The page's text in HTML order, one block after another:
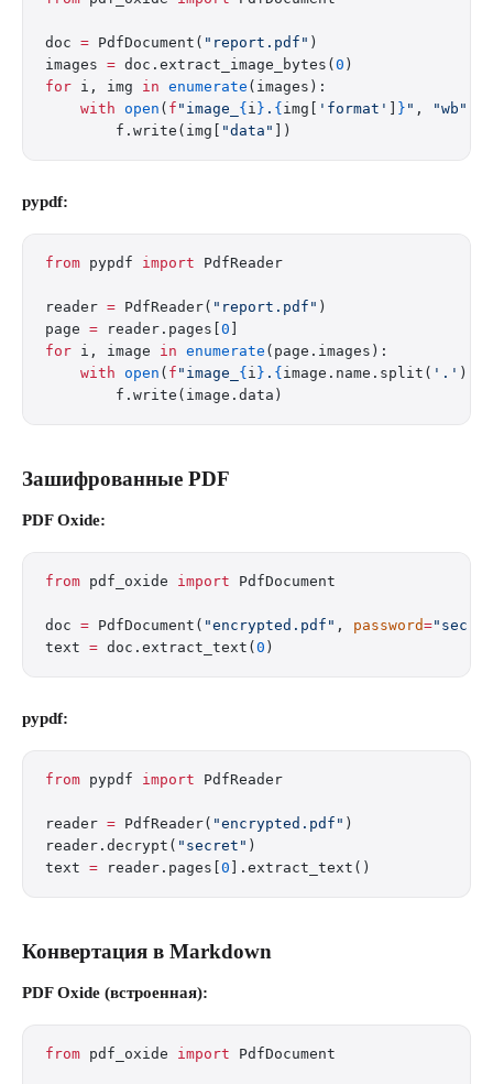
doc = PdfDocument( "report.pdf" )
images = doc.extract_image_bytes( 0 )
for i, img in enumerate (images):
    with
open ( f "image_ { i } . { img[ 'format' } " , "wb"
        f.write(img[
"data" ])
pypdf:
from pypdf import PdfReader
reader = PdfReader( "report.pdf" )
page = reader.pages[ 0
for i, image in enumerate (page.images):
    with
open ( f "image_ { i } . { image.name.split( '.' )[
        f.write(image.data)
Зашифрованные PDF
PDF Oxide:
from pdf_oxide import PdfDocument
doc = PdfDocument( "encrypted.pdf" , password=
text = doc.extract_text( 0 )
pypdf:
from pypdf import PdfReader
reader = PdfReader( "encrypted.pdf" )
reader.decrypt( "secret" )
text = reader.pages[ 0 ].extract_text()
Конвертация в Markdown
PDF Oxide (встроенная):
from pdf_oxide import PdfDocument